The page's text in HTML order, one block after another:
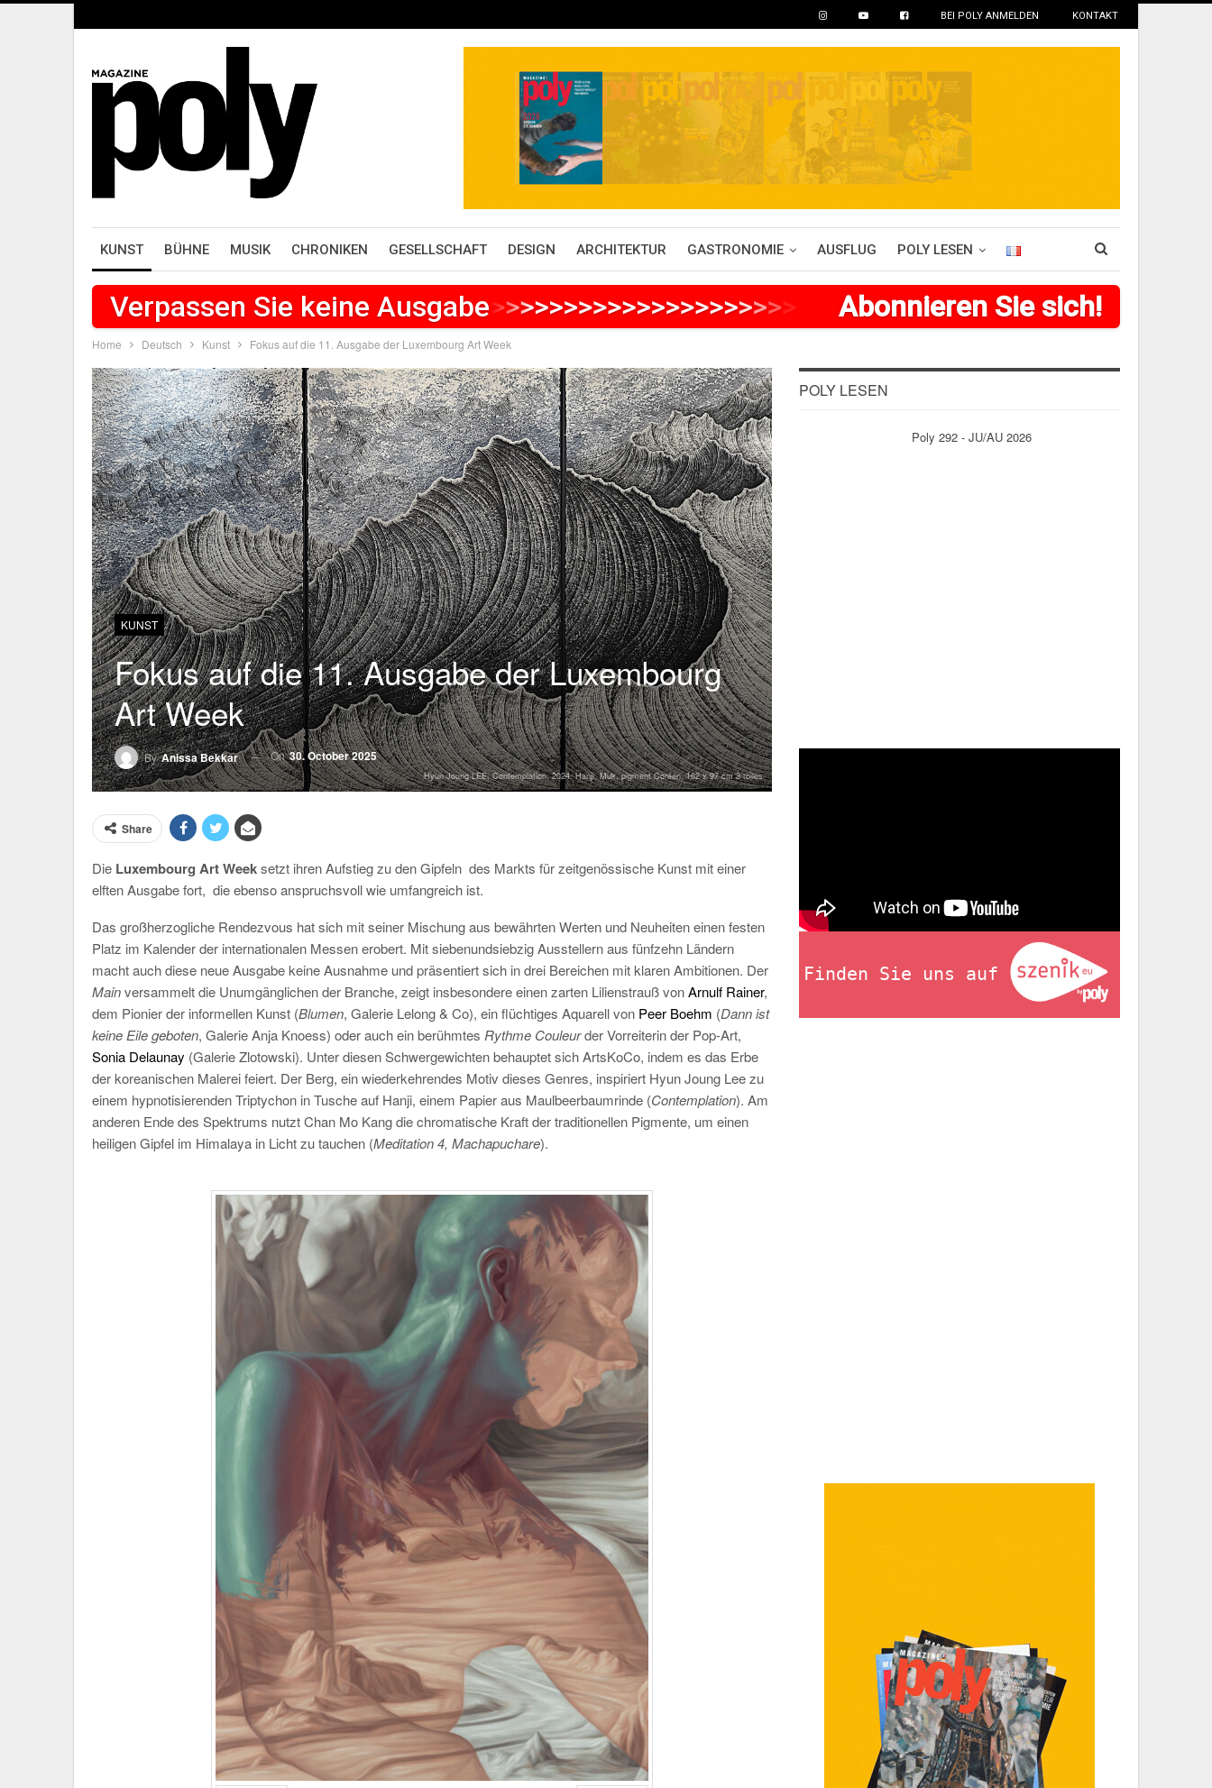
BEI POLY ANMELDEN KONTAKT
KUNST BÜHNE MUSIK CHRONIKEN GESELLSCHAFT DESIGN ARCHITEKTUR GASTRONOMIE AUSFLUG POLY LESEN
Verpassen Sie keine Ausgabe >>>>>>>>>>>>>>>>>>>>> >>>>>>>
Abonnieren Sie sich!
Home Deutsch Kunst Fokus auf die 11. Ausgabe der Luxembourg Art Week
KUNST
Fokus auf die 11. Ausgabe der Luxembourg
Art Week
ByAnissa Bekkar On30. October 2025
Hyun Joung LEE, Contemplation, 2024, Hanji, Muk, pigment Coréen, 162 x 97 cm 3 toiles
Share
Die Luxembourg Art Weeksetzt ihren Aufstieg zu den Gipfeln des Markts für zeitgenössische Kunst mit einer
elften Ausgabe fort, die ebenso anspruchsvoll wie umfangreich ist.
Das großherzogliche Rendezvous hat sich mit seiner Mischung aus bewährten Werten und Neuheiten einen festen
Platz im Kalender der internationalen Messen erobert. Mit siebenundsiebzig Ausstellern aus fünfzehn Ländern
macht auch diese neue Ausgabe keine Ausnahme und präsentiert sich in drei Bereichen mit klaren Ambitionen. Der
Mainversammelt die Unumgänglichen der Branche, zeigt insbesondere einen zarten Lilienstrauß vonArnulf Rainer,
dem Pionier der informellen Kunst (Blumen, Galerie Lelong & Co), ein flüchtiges Aquarell von Peer Boehm (Dann ist
keine Eile geboten, Galerie Anja Knoess) oder auch ein berühmtes Rythme Couleurder Vorreiterin der Pop-Art,
Sonia Delaunay (Galerie Zlotowski). Unter diesen Schwergewichten behauptet sich ArtsKoCo, indem es das Erbe
der koreanischen Malerei feiert. Der Berg, ein wiederkehrendes Motiv dieses Genres, inspiriert Hyun Joung Lee zu
einem hypnotisierenden Triptychon in Tusche auf Hanji, einem Papier aus Maulbeerbaumrinde (Contemplation). Am
anderen Ende des Spektrums nutzt Chan Mo Kang die chromatische Kraft der traditionellen Pigmente, um einen
heiligen Gipfel im Himalaya in Licht zu tauchen (Meditation 4, Machapuchare).
POLY LESEN
Poly 292 - JU/AU 2026
Finden Sie uns auf